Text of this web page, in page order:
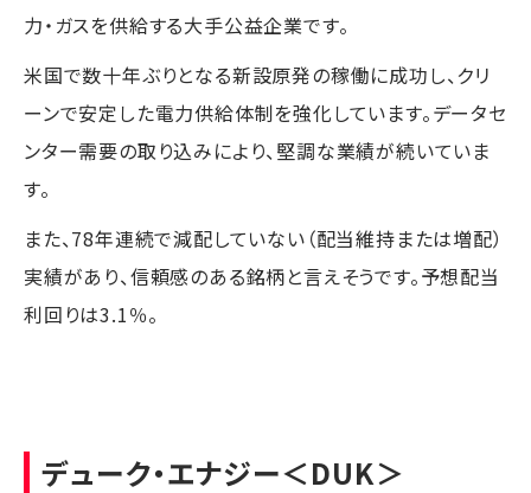
力・ガスを供給する大手公益企業です。
米国で数十年ぶりとなる新設原発の稼働に成功し、クリ
ーンで安定した電力供給体制を強化しています。データセ
ンター需要の取り込みにより、堅調な業績が続いていま
す。
また、78年連続で減配していない（配当維持または増配）
実績があり、信頼感のある銘柄と言えそうです。予想配当
利回りは3.1％。
デューク・エナジー＜DUK＞